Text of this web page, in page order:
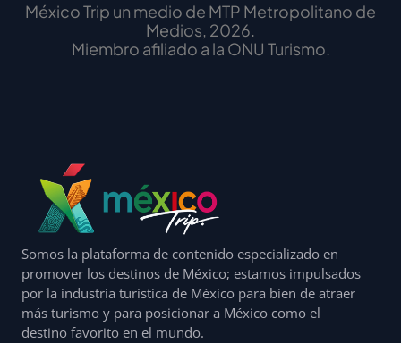
México Trip un medio de MTP Metropolitano de
Medios, 2026.
Miembro afiliado a la ONU Turismo.
Somos la plataforma de contenido especializado en
promover los destinos de México; estamos impulsados
por la industria turística de México para bien de atraer
más turismo y para posicionar a México como el
destino favorito en el mundo.